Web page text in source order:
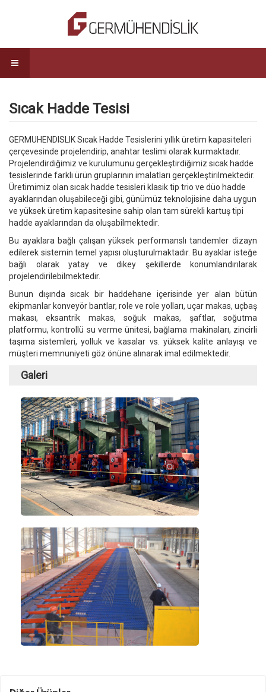
Sıcak Hadde Tesisi
GERMUHENDISLIK Sıcak Hadde Tesislerini yıllık üretim kapasiteleri
çerçevesinde projelendirip, anahtar teslimi olarak kurmaktadır.
Projelendirdiğimiz ve kurulumunu gerçekleştirdiğimiz sıcak hadde
tesislerinde farklı ürün gruplarının imalatları gerçekleştirilmektedir.
Üretimimiz olan sıcak hadde tesisleri klasik tip trio ve düo hadde
ayaklarından oluşabileceği gibi, günümüz teknolojisine daha uygun
ve yüksek üretim kapasitesine sahip olan tam sürekli kartuş tipi
hadde ayaklarından da oluşabilmektedir.
Bu ayaklara bağlı çalışan yüksek performanslı tandemler dizayn
edilerek sistemin temel yapısı oluşturulmaktadır. Bu ayaklar isteğe
bağlı olarak yatay ve dikey şekillerde konumlandırılarak
projelendirilebilmektedir.
Bunun dışında sıcak bir haddehane içerisinde yer alan bütün
ekipmanlar konveyör bantlar, role ve role yolları, uçar makas, uçbaş
makası, eksantrik makas, soğuk makas, şaftlar, soğutma
platformu, kontrollü su verme ünitesi, bağlama makinaları, zincirli
taşıma sistemleri, yolluk ve kasalar vs. yüksek kalite anlayışı ve
müşteri memnuniyeti göz önüne alınarak imal edilmektedir.
Galeri